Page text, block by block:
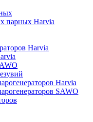
парных Harvia
Harvia
Harvia
SAWO